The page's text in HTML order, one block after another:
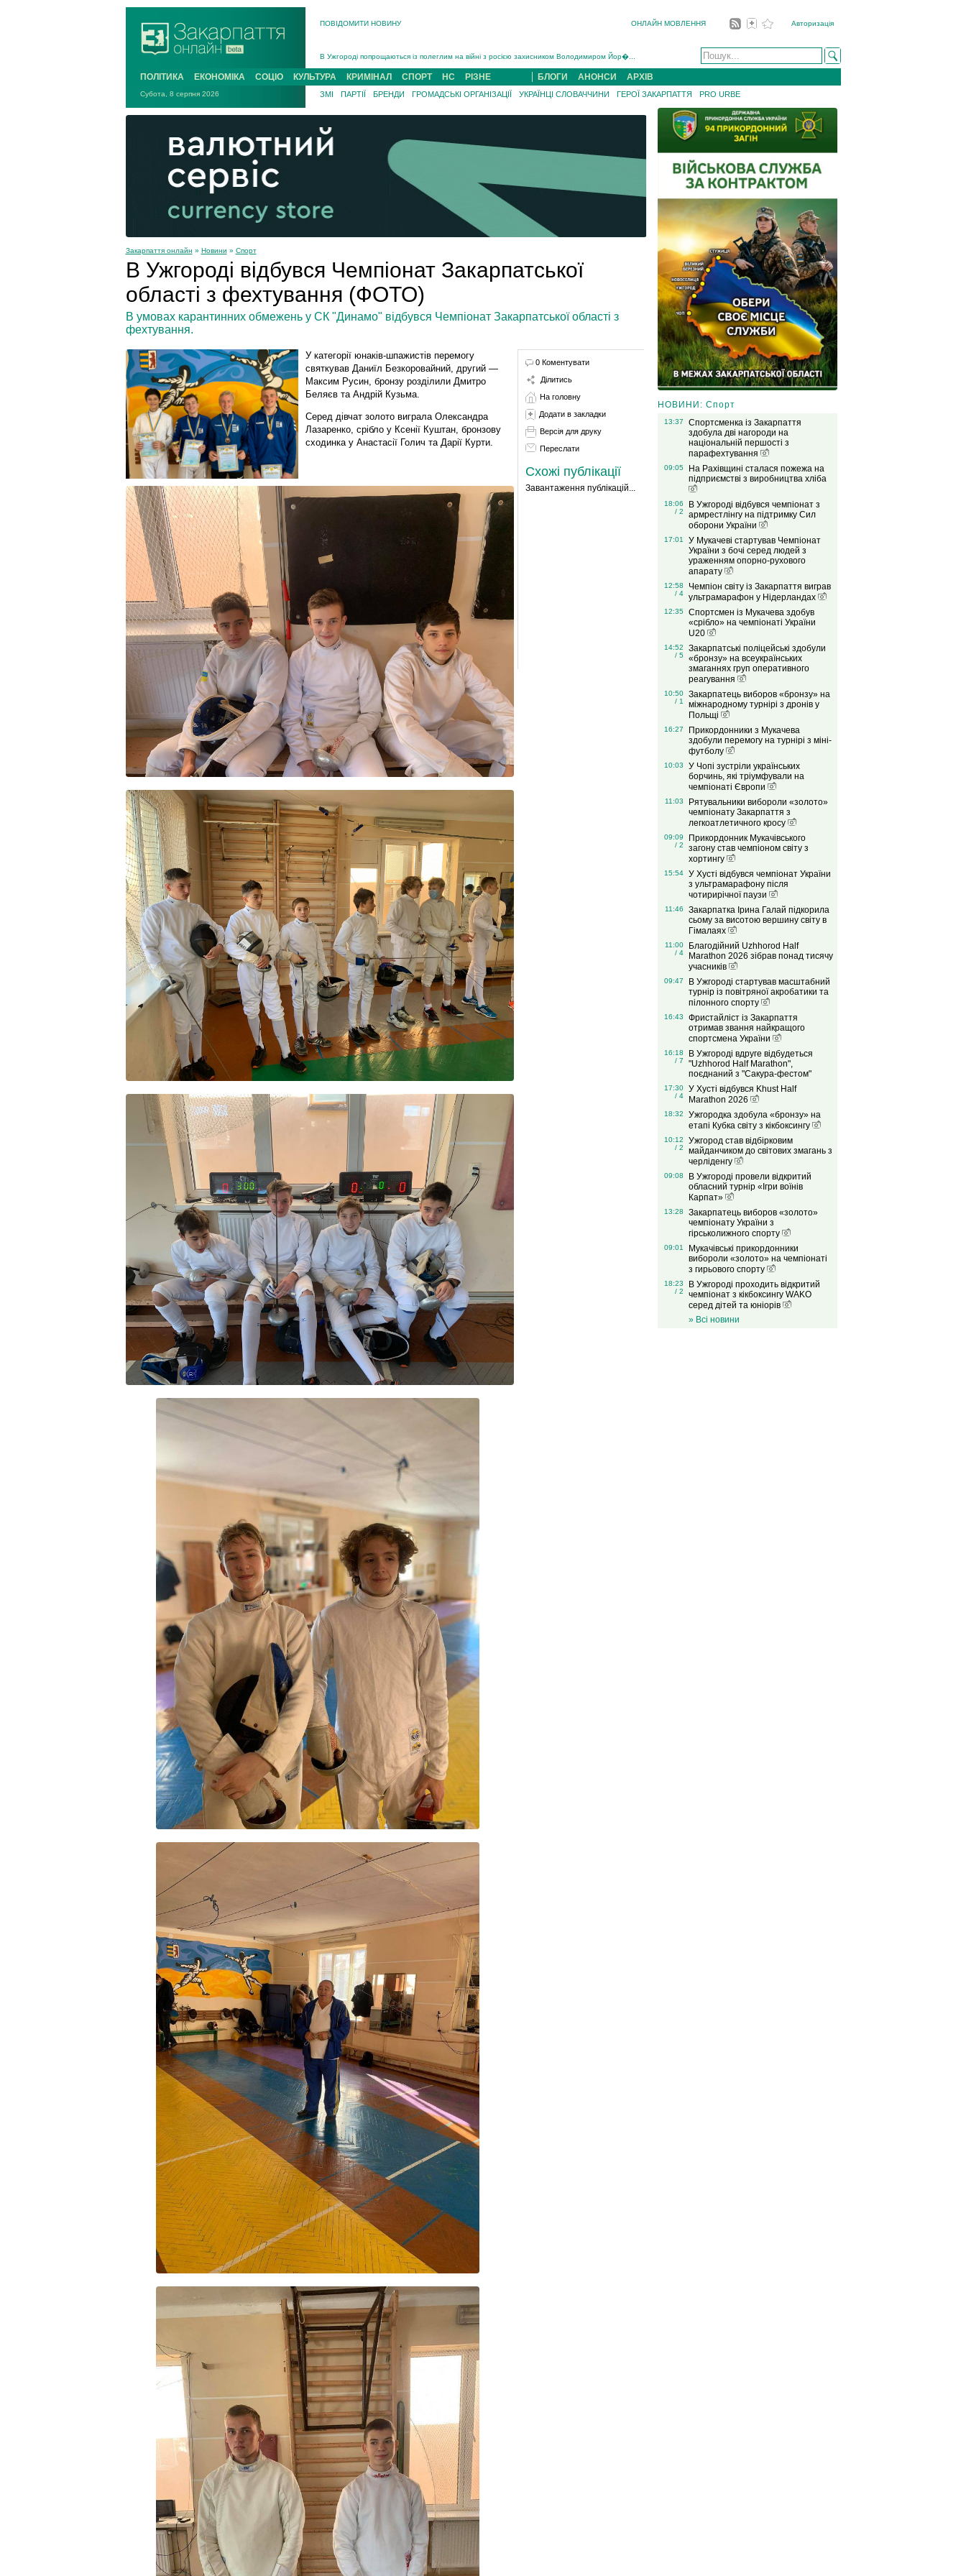
ПОВІДОМИТИ НОВИНУ ОНЛАЙН МОВЛЕННЯ Авторизація
Інструктора районного ТЦК на Закарпатті судитимуть за обвинуваченням у катув...
В Ужгороді 5 серпня попрощаються із захисником Богданом Югасом, який два роки �...
Підтвердили загибель захисника із Нанкова на Хустщині Юліана Гербея (ФОТО)[/gree...
На війні з рф поліг військовий з Виноградова Ігнат Роздяловський (ФОТО)...
На Хустщині внаслідок ДТП за участі трьох авто постраждали 13 людей (ФОТО)...
Інструктора районного ТЦК на Закарпатті судитимуть за обвинувачен...
ПОЛІТИКА ЕКОНОМІКА СОЦІО КУЛЬТУРА КРИМІНАЛ СПОРТ НС РІЗНЕ БЛОГИ АНОНСИ АРХІВ
Субота, 8 серпня 2026 ЗМІ ПАРТІЇ БРЕНДИ ГРОМАДСЬКІ ОРГАНІЗАЦІЇ УКРАЇНЦІ СЛОВАЧЧИНИ ГЕРОЇ ЗАКАРПАТТЯ PRO URBE
Закарпаття онлайн » Новини » Спорт
В Ужгороді відбувся Чемпіонат Закарпатської
області з фехтування (ФОТО)
В умовах карантинних обмежень у СК "Динамо" відбувся Чемпіонат Закарпатської області з
фехтування.
У категорії юнаків-шпажистів перемогу
святкував Даниїл Безкоровайний, другий —
Максим Русин, бронзу розділили Дмитро
Беляєв та Андрій Кузьма.
Серед дівчат золото виграла Олександра
Лазаренко, срібло у Ксенії Куштан, бронзову
сходинка у Анастасії Голич та Дарії Курти.
0 Коментувати
Ділитись
На головну
Додати в закладки
Версія для друку
Переслати
Схожі публікації
Завантаження публікацій...
НОВИНИ: Спорт
13:37
Спортсменка із Закарпаття
здобула дві нагороди на
національній першості з
парафехтування
09:05
На Рахівщині сталася пожежа на
підприємстві з виробництва хліба
18:06
/ 2
В Ужгороді відбувся чемпіонат з
армрестлінгу на підтримку Сил
оборони України
17:01
У Мукачеві стартував Чемпіонат
України з бочі серед людей з
ураженням опорно-рухового
апарату
12:58
/ 4
Чемпіон світу із Закарпаття виграв
ультрамарафон у Нідерландах
12:35
Спортсмен із Мукачева здобув
«срібло» на чемпіонаті України
U20
14:52
/ 5
Закарпатські поліцейські здобули
«бронзу» на всеукраїнських
змаганнях груп оперативного
реагування
10:50
/ 1
Закарпатець виборов «бронзу» на
міжнародному турнірі з дронів у
Польщі
16:27
Прикордонники з Мукачева
здобули перемогу на турнірі з міні-
футболу
10:03
У Чопі зустріли українських
борчинь, які тріумфували на
чемпіонаті Європи
11:03
Рятувальники вибороли «золото»
чемпіонату Закарпаття з
легкоатлетичного кросу
09:09
/ 2
Прикордонник Мукачівського
загону став чемпіоном світу з
хортингу
15:54
У Хусті відбувся чемпіонат України
з ультрамарафону після
чотирирічної паузи
11:46
Закарпатка Ірина Галай підкорила
сьому за висотою вершину світу в
Гімалаях
11:00
/ 4
Благодійний Uzhhorod Half
Marathon 2026 зібрав понад тисячу
учасників
09:47
В Ужгороді стартував масштабний
турнір із повітряної акробатики та
пілонного спорту
16:43
Фристайліст із Закарпаття
отримав звання найкращого
спортсмена України
16:18
/ 7
В Ужгороді вдруге відбудеться
"Uzhhorod Half Marathon",
поєднаний з "Сакура-фестом"
17:30
/ 4
У Хусті відбувся Khust Half
Marathon 2026
18:32
Ужгородка здобула «бронзу» на
етапі Кубка світу з кікбоксингу
10:12
/ 2
Ужгород став відбірковим
майданчиком до світових змагань з
черліденгу
09:08
В Ужгороді провели відкритий
обласний турнір «Ігри воїнів
Карпат»
13:28
Закарпатець виборов «золото»
чемпіонату України з
гірськолижного спорту
09:01
Мукачівські прикордонники
вибороли «золото» на чемпіонаті
з гирьового спорту
18:23
/ 2
В Ужгороді проходить відкритий
чемпіонат з кікбоксингу WAKO
серед дітей та юніорів
» Всі новини